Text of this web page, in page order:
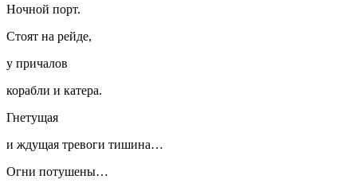
Ночной порт.
Стоят на рейде,
у причалов
корабли и катера.
Гнетущая
и ждущая тревоги тишина…
Огни потушены…